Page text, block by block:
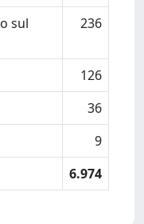
sul
236
126
36
9
6.974